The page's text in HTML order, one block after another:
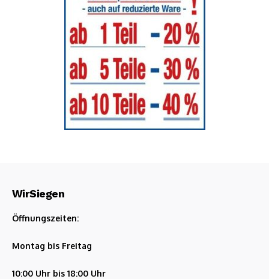
WirSiegen
Öffnungszeiten:
Montag bis Freitag
10:00 Uhr bis 18:00 Uhr